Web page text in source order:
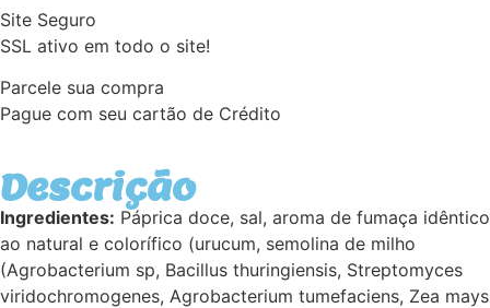
Site Seguro
SSL ativo em todo o site!
Parcele sua compra
Pague com seu cartão de Crédito
Descrição
Ingredientes: Páprica doce, sal, aroma de fumaça idêntico
ao natural e colorífico (urucum, semolina de milho
(Agrobacterium sp, Bacillus thuringiensis, Streptomyces
viridochromogenes, Agrobacterium tumefaciens, Zea mays